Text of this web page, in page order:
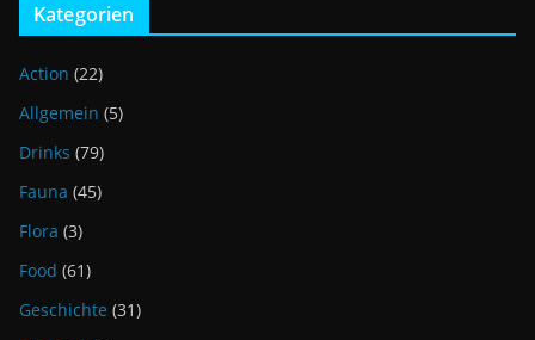
Kategorien
Action (22)
Allgemein (5)
Drinks (79)
Fauna (45)
Flora (3)
Food (61)
Geschichte (31)